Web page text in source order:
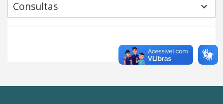
Consultas